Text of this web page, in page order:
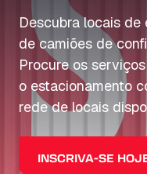
Descubra locais
de camiões de
Procure os
o estacionamento
rede de locais
INSCRIVA-SE